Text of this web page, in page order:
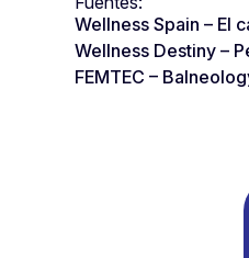
Wellness Spain – El
Wellness Destiny –
FEMTEC –